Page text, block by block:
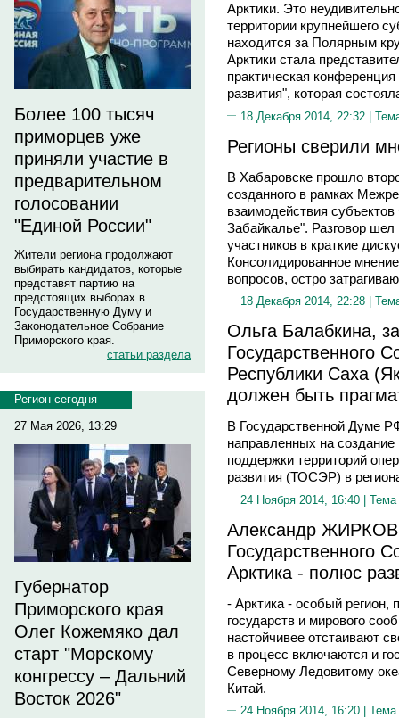
Более 100 тысяч
приморцев уже
приняли участие в
предварительном
голосовании
"Единой России"
Жители региона продолжают
выбирать кандидатов, которые
представят партию на
предстоящих выборах в
Государственную Думу и
Законодательное Собрание
Приморского края.
статьи раздела
Регион сегодня
27 Мая 2026, 13:29
Губернатор
Приморского края
Олег Кожемяко дал
старт "Морскому
конгрессу – Дальний
Восток 2026"
Арктики. Это
территории крупнейшего
находится за Полярным
Арктики стала
практическая
развития", которая
18 Декабря 2014, 22:32 |
Регионы сверили
В Хабаровске прошло
созданного в рамках
взаимодействия
Забайкалье". Разговор
участников в краткие
Консолидированное
вопросов, остро
18 Декабря 2014, 22:28 |
Ольга Балабкина,
Государственного
Республики Саха
должен быть
В Государственной Думе
направленных на создание
поддержки территорий
развития (ТОСЭР) в
24 Ноября 2014, 16:40 | Тема
Александр
Государственного
Арктика - полюс
- Арктика - особый регион,
государств и мирового
настойчивее отстаивают
в процесс включаются и
Северному Ледовитому
Китай.
24 Ноября 2014, 16:20 | Тема